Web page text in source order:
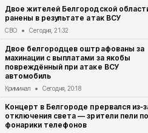
Двое жителей Белгородской
ранены в результате атак ВСУ
СВО Сегодня, 21:32
Двое белгородцев оштрафованы за
махинации с выплатами за якобы
повреждённый при атаке ВСУ
автомобиль
Криминал Сегодня, 20:18
Концерт в Белгороде прервался
отключения света — зрители пели
фонарики телефонов